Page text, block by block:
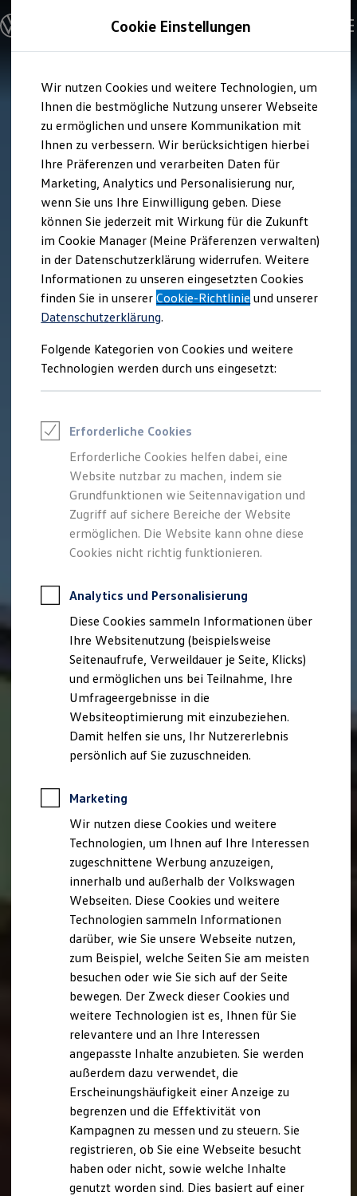
Hauptinhalt
springen
Footer
springen
Modelle und Konfigurator
Konfigurator
Modelle vergleichen
Elektroautos
ENERGY Sondermodelle
Nutzfahrzeuge
SUV und CUV
Familienautos
Kombis
Kompaktwagen
Sportwagen
Schnell verfügbare Fahrzeuge
Angebote und Produkte
Aktuelle Angebote
E-Auto-Förderung
Volkswagen Marktplatz
Die ENERGY Sondermodelle
Junge Gebrauchtwagen und Gebrauchtwagen
Volkswagen Zertifizierte Gebrauchtwagen
Elektromobilität bei Gebrauchtwagen
Saisonangebote
Reifenpakete
Leasing
Leasing-Angebote
Elektroauto Leasing
Kleinwagen-Leasing
Leasing ohne Anzahlung
Finanzierung
Autokredit mit Schlussrate
Versicherungen und Garantien
Kfz-Versicherung
Restschuldversicherungen
Garantien
Professional Class bei Volkswagen
Behörden
Direktkunden
Sonderfahrzeuge
Anpfiff zum Gewinn
Elektromobilität
Elektroautos
ID. Tutorials
Elektrofahrzeugkonzepte
ID. EVERY1
Reichweite
Rekuperation
Laden unterwegs
Laden Zuhause
Ladestationen finden
Ladezeitensimulator
Batterie
Sicherheit
Nachhaltigkeit
Technologie
Kosten und Kauf
Verbrauchskosten
Kaufoptionen
E-Auto-Förderung
Software und Konnektivität
Die ID. Software 6
ID. Software Versionen und Updates
Digitale Extras
Schnittstellen zu Ihrem ID.
Marke und Erlebnis
Volkswagen R und R Experience
R-Modelle
R Experience
Driving Experience
Volkswagen entdecken
Werkbesichtigung
Cookie Einstellungen
Wir nutzen Cookies und weitere Technologien, um
Ihnen die bestmögliche Nutzung unserer Webseite
zu ermöglichen und unsere Kommunikation mit
Ihnen zu verbessern. Wir berücksichtigen hierbei
Ihre Präferenzen und verarbeiten Daten für
Marketing, Analytics und Personalisierung nur,
wenn Sie uns Ihre Einwilligung geben. Diese
können Sie jederzeit mit Wirkung für die Zukunft
im Cookie Manager (Meine Präferenzen verwalten)
in der Datenschutzerklärung widerrufen. Weitere
Informationen zu unseren eingesetzten Cookies
finden Sie in unsererCookie-Richtlinie und unserer
Datenschutzerklärung.
Folgende Kategorien von Cookies und weitere
Technologien werden durch uns eingesetzt:
Erforderliche Cookies
Erforderliche Cookies helfen dabei, eine
Website nutzbar zu machen, indem sie
Grundfunktionen wie Seitennavigation und
Zugriff auf sichere Bereiche der Website
ermöglichen. Die Website kann ohne diese
Cookies nicht richtig funktionieren.
Analytics und Personalisierung
Diese Cookies sammeln Informationen über
Ihre Websitenutzung (beispielsweise
Seitenaufrufe, Verweildauer je Seite, Klicks)
und ermöglichen uns bei Teilnahme, Ihre
Umfrageergebnisse in die
Websiteoptimierung mit einzubeziehen.
Damit helfen sie uns, Ihr Nutzererlebnis
persönlich auf Sie zuzuschneiden.
Marketing
Wir nutzen diese Cookies und weitere
Technologien, um Ihnen auf Ihre Interessen
zugeschnittene Werbung anzuzeigen,
innerhalb und außerhalb der Volkswagen
Webseiten. Diese Cookies und weitere
Technologien sammeln Informationen
darüber, wie Sie unsere Webseite nutzen,
zum Beispiel, welche Seiten Sie am meisten
besuchen oder wie Sie sich auf der Seite
bewegen. Der Zweck dieser Cookies und
weitere Technologien ist es, Ihnen für Sie
relevantere und an Ihre Interessen
angepasste Inhalte anzubieten. Sie werden
außerdem dazu verwendet, die
Erscheinungshäufigkeit einer Anzeige zu
begrenzen und die Effektivität von
Kampagnen zu messen und zu steuern. Sie
registrieren, ob Sie eine Webseite besucht
haben oder nicht, sowie welche Inhalte
genutzt worden sind. Dies basiert auf einer